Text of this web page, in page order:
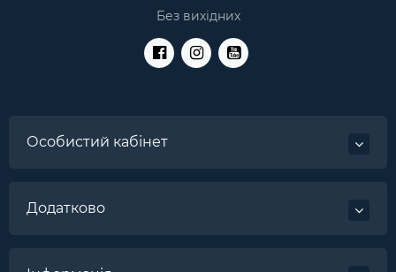
Без вихідних
Особистий кабінет
Додатково